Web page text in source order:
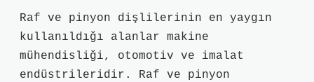
Raf ve pinyon dişlilerinin en yaygın
kullanıldığı alanlar makine
mühendisliği, otomotiv ve imalat
endüstrileridir. Raf ve pinyon